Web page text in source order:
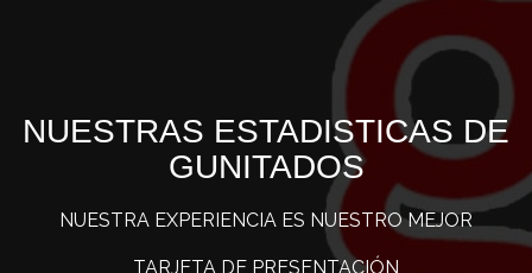
NUESTRAS ESTADISTICAS DE
GUNITADOS
NUESTRA EXPERIENCIA ES NUESTRO MEJOR
TARJETA DE PRESENTACIÓN